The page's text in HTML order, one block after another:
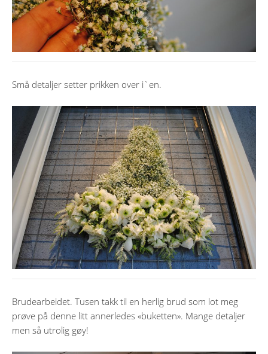
Små detaljer setter prikken over i`en.
Brudearbeidet. Tusen takk til en herlig brud som lot meg
prøve på denne litt annerledes «buketten». Mange detaljer
men så utrolig gøy!